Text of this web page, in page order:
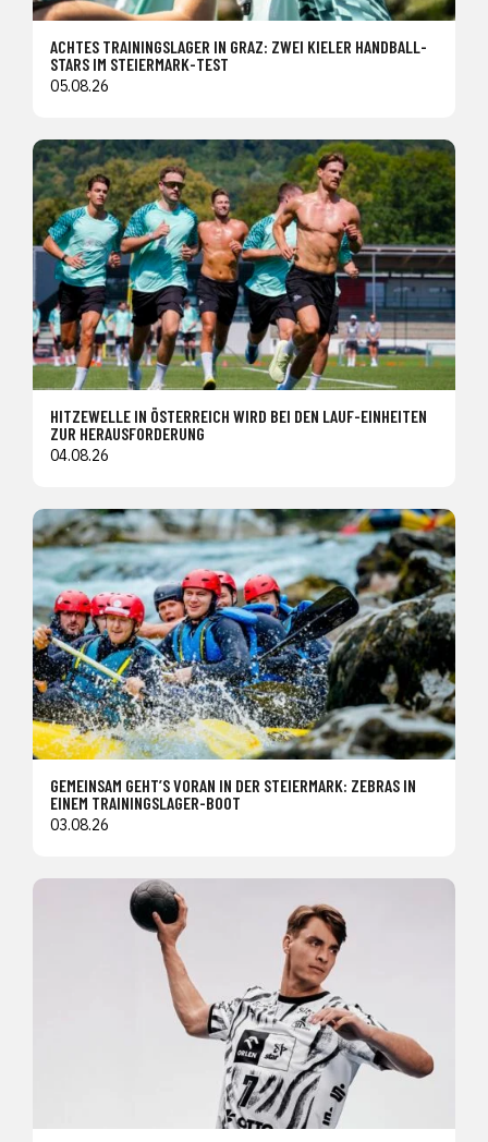
ACHTES TRAININGSLAGER IN GRAZ: ZWEI KIELER HANDBALL-
STARS IM STEIERMARK-TEST
05.08.26
HITZEWELLE IN ÖSTERREICH WIRD BEI DEN LAUF-EINHEITEN
ZUR HERAUSFORDERUNG
04.08.26
GEMEINSAM GEHT’S VORAN IN DER STEIERMARK: ZEBRAS IN
EINEM TRAININGSLAGER-BOOT
03.08.26